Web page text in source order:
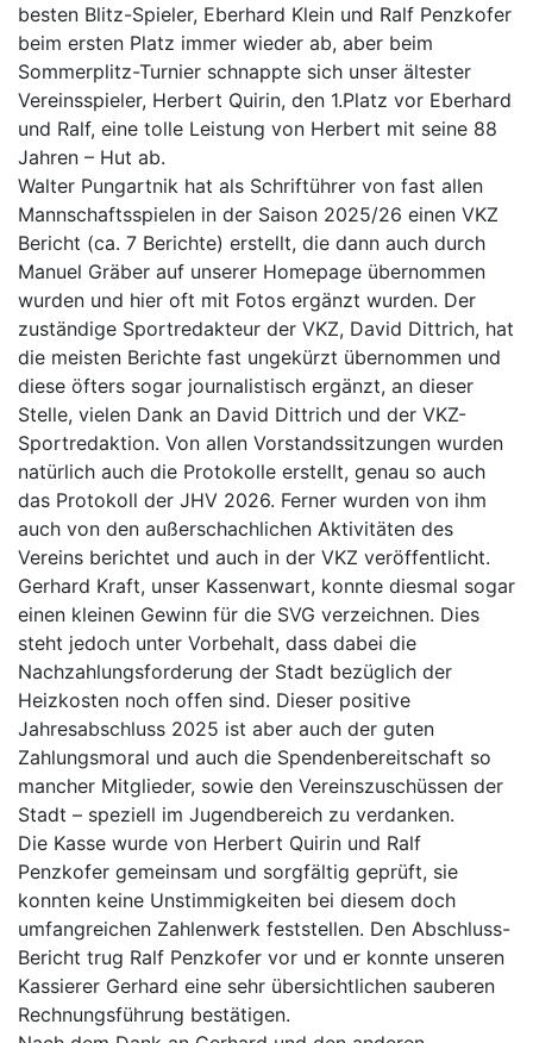
besten Blitz-Spieler, Eberhard Klein und Ralf Penzkofer
beim ersten Platz immer wieder ab, aber beim
Sommerplitz-Turnier schnappte sich unser ältester
Vereinsspieler, Herbert Quirin, den 1.Platz vor Eberhard
und Ralf, eine tolle Leistung von Herbert mit seine 88
Jahren – Hut ab.
Walter Pungartnik hat als Schriftührer von fast allen
Mannschaftsspielen in der Saison 2025/26 einen VKZ
Bericht (ca. 7 Berichte) erstellt, die dann auch durch
Manuel Gräber auf unserer Homepage übernommen
wurden und hier oft mit Fotos ergänzt wurden. Der
zuständige Sportredakteur der VKZ, David Dittrich, hat
die meisten Berichte fast ungekürzt übernommen und
diese öfters sogar journalistisch ergänzt, an dieser
Stelle, vielen Dank an David Dittrich und der VKZ-
Sportredaktion. Von allen Vorstandssitzungen wurden
natürlich auch die Protokolle erstellt, genau so auch
das Protokoll der JHV 2026. Ferner wurden von ihm
auch von den außerschachlichen Aktivitäten des
Vereins berichtet und auch in der VKZ veröffentlicht.
Gerhard Kraft, unser Kassenwart, konnte diesmal sogar
einen kleinen Gewinn für die SVG verzeichnen. Dies
steht jedoch unter Vorbehalt, dass dabei die
Nachzahlungsforderung der Stadt bezüglich der
Heizkosten noch offen sind. Dieser positive
Jahresabschluss 2025 ist aber auch der guten
Zahlungsmoral und auch die Spendenbereitschaft so
mancher Mitglieder, sowie den Vereinszuschüssen der
Stadt – speziell im Jugendbereich zu verdanken.
Die Kasse wurde von Herbert Quirin und Ralf
Penzkofer gemeinsam und sorgfältig geprüft, sie
konnten keine Unstimmigkeiten bei diesem doch
umfangreichen Zahlenwerk feststellen. Den Abschluss-
Bericht trug Ralf Penzkofer vor und er konnte unseren
Kassierer Gerhard eine sehr übersichtlichen sauberen
Rechnungsführung bestätigen.